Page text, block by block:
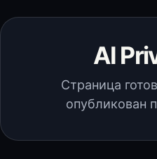
AI
Страница
опубликован